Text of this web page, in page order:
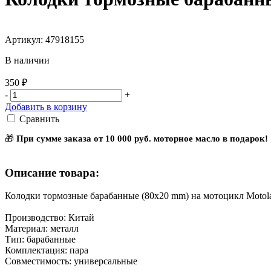
Артикул: 47918155
В наличии
350 ₽
-
+
Добавить в корзину
Сравнить
🎁 При сумме заказа от 10 000 руб. моторное масло в подарок!
Описание товара:
Колодки тормозные барабанные (80x20 mm) на мотоцикл
Производство: Китай
Материал: металл
Тип: барабанные
Комплектация: пара
Совместимость: универсальные